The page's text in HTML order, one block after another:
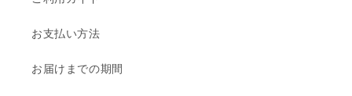
お支払い方法
お届けまでの期間